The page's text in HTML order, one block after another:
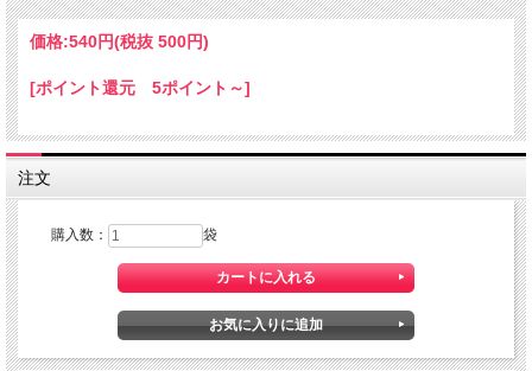
価格:540円(税抜 500円)
[ポイント還元 5ポイント～]
注文
購入数： 袋